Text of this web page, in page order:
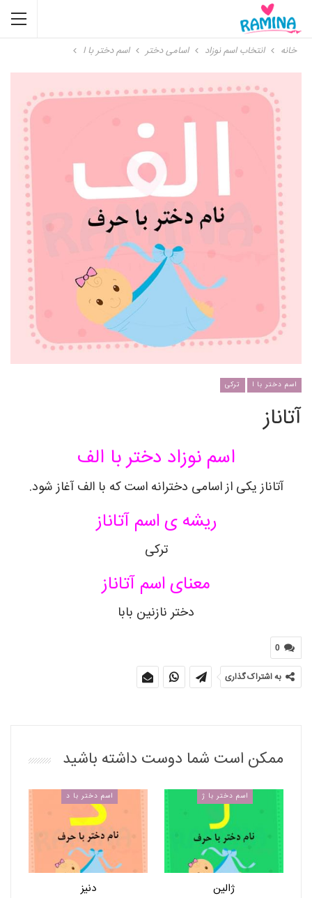
خانه انتخاب اسم نوزاد اسامی دختر اسم دختر با ا
اسم دختر با ا ترکی
آتاناز
اسم نوزاد دختر با الف
آتاناز یکی از اسامی دخترانه است که با الف آغاز شود.
ریشه ی اسم آتاناز
ترکی
معنای اسم آتاناز
دختر نازنین بابا
0
به اشتراک گذاری
ممکن است شما دوست داشته باشید
اسم دختر با ژ
ژالین
اسم دختر با د
دنیز